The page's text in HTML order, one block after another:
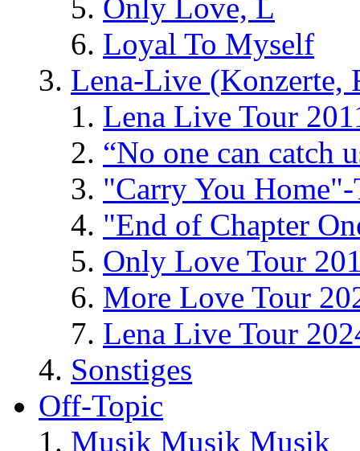
Only Love, L
Loyal To Myself
Lena-Live (Konzerte,
Lena Live Tour
“No one can catch
"Carry You
"End of Chapter
Only Love Tour
More Love Tour
Lena Live Tour
Sonstiges
Off-Topic
Musik Musik Musik